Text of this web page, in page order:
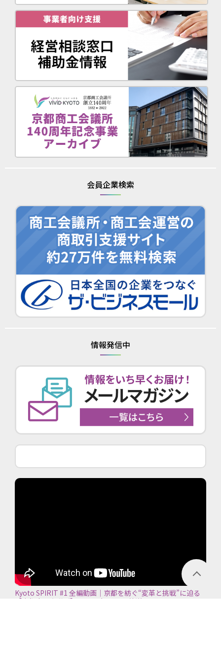
会員企業検索
情報発信中
Kyoto SPIRIT #1 全編動画｜京都を紡ぐ“変革と挑戦”に迫る
【京都商工会議所】＜2026年7月5日放送＞